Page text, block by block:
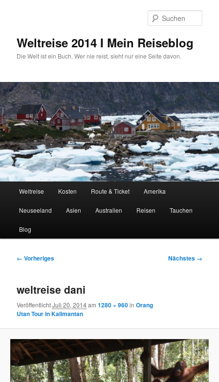
Weltreise 2014 I Mein Reiseblog
Die Welt ist ein Buch. Wer nie reist, sieht nur eine Seite davon.
Weltreise Kosten Route & Ticket Amerika
Neuseeland Asien Australien Reisen Tauchen
Blog
Bilder-
← Vorheriges Nächstes →
weltreise dani
VeröffentlichtJuli 20, 2014am1280 × 960inOrang
Utan Tour in Kalimantan